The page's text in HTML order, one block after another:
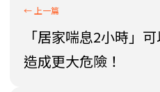
「居家喘息2小時」
造成更大危險！